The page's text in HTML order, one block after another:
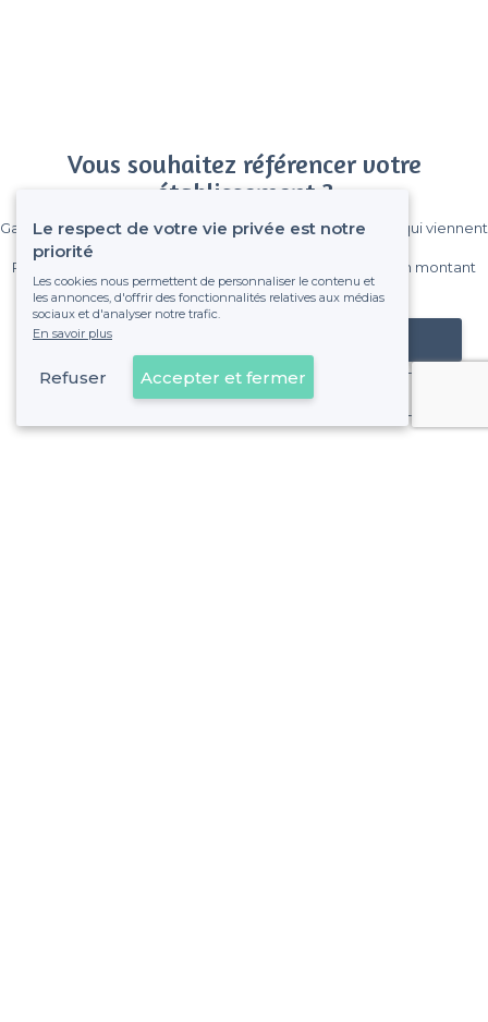
Vous souhaitez référencer votre
établissement ?
Gagnez de nombreux clients parmi le million de visiteurs qui viennent
Pas de commissions et sans engagement, vous payez un montant
fixe sans risque de voir déraper la facture.
Référencer mon établissement
Déjà client
Le respect de votre vie privée est notre
priorité
Les cookies nous permettent de personnaliser le contenu et
les annonces, d'offrir des fonctionnalités relatives aux médias
sociaux et d'analyser notre trafic.
En savoir plus
Refuser Accepter et fermer